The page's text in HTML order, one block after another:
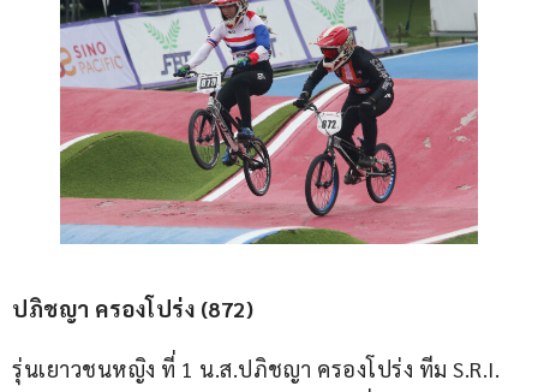
ปภิชญา ครองโปร่ง (872)
รุ่นเยาวชนหญิง ที่ 1 น.ส.ปภิชญา ครองโปร่ง ทีม S.R.I.